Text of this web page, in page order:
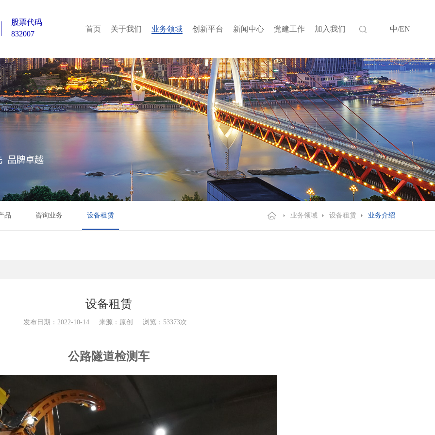
股票代码
832007
首页 关于我们 业务领域 创新平台 新闻中心 党建工作 加入我们 中/EN
品 咨询业务 设备租赁 业务领域 设备租赁 业务介绍
设备租赁
发布日期：2022-10-14 来源：原创 浏览：53373次
公路隧道检测车